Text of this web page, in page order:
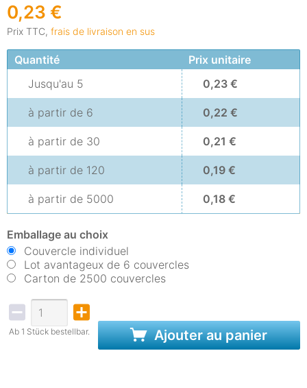
0,23 €
Prix TTC, frais de livraison en sus
Quantité
Prix unitaire
Jusqu'au 5 0,23 €
à partir de 6 0,22 €
à partir de 30 0,21 €
à partir de 120 0,19 €
à partir de 5000 0,18 €
Emballage au choix
Couvercle individuel
Lot avantageux de 6 couvercles
Carton de 2500 couvercles
Ab 1 Stück bestellbar. Ajouter au panier